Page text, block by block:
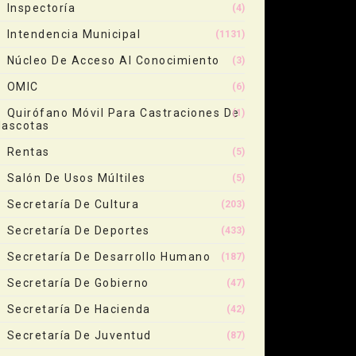
Inspectoría (4)
Intendencia Municipal (1131)
Núcleo De Acceso Al Conocimiento (3)
OMIC (6)
Quirófano Móvil Para Castraciones De(1)
Rentas (5)
Salón De Usos Múltiles (5)
Secretaría De Cultura (203)
Secretaría De Deportes (433)
Secretaría De Desarrollo Humano (187)
Secretaría De Gobierno (47)
Secretaría De Hacienda (42)
Secretaría De Juventud (87)